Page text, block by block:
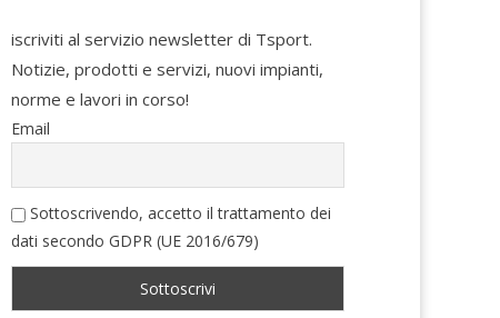
iscriviti al servizio newsletter di Tsport.
Notizie, prodotti e servizi, nuovi impianti,
norme e lavori in corso!
Email
Sottoscrivendo, accetto il trattamento dei
dati secondo GDPR (UE 2016/679)